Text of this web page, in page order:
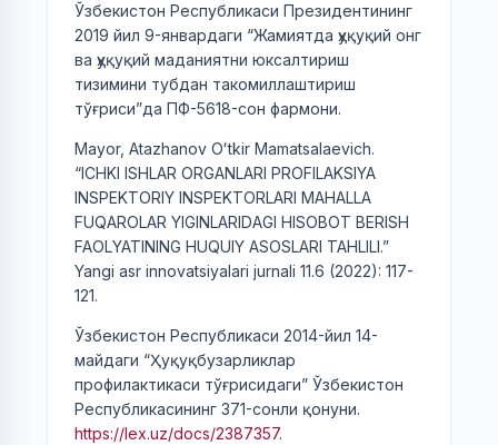
Ўзбекистон Республикаси Президентининг
2019 йил 9-январдаги “Жамиятда ҳуқуқий онг
ва ҳуқуқий маданиятни юксалтириш
тизимини тубдан такомиллаштириш
тўғриси”да ПФ-5618-сон фармони.
Mayor, Atazhanov Oʻtkir Mamatsalaevich.
“ICHKI ISHLAR ORGANLARI PROFILAKSIYA
INSPEKTORIY INSPEKTORLARI MAHALLA
FUQAROLAR YIGINLARIDAGI HISOBOT BERISH
FAOLYATINING HUQUIY ASOSLARI TAHLILI.”
Yangi asr innovatsiyalari jurnali 11.6 (2022): 117-
121.
Ўзбекистон Республикаси 2014-йил 14-
майдаги “Ҳуқуқбузарликлар
профилактикаси тўғрисидаги” Ўзбекистон
Республикасининг 371-сонли қонуни.
https://lex.uz/docs/2387357.